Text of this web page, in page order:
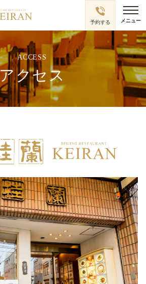
ACCESS
アクセス